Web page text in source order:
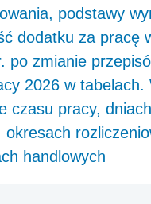
podstawy
dodatku za pracę
po zmianie
2026 w tabelach.
czasu pracy,
okresach
handlowych